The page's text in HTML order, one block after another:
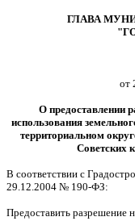
ГЛАВА
от
О предоставлении
использования
территориальном
Советских
В соответствии с
29.12.2004 № 190-ФЗ:
Предоставить разрешение